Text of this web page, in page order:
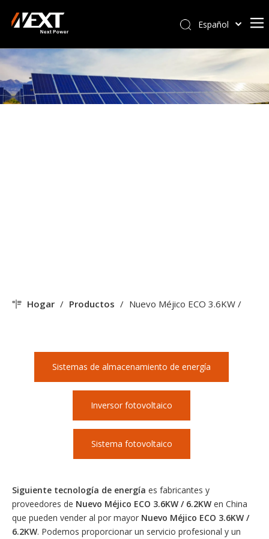
Español
Kiswahili
ไทย
Italiano
Hogar / Productos / Nuevo Méjico ECO 3.6KW /
Sistemas de almacenamiento de energía
Inversor fotovoltaico
Sistema fotovoltaico
Siguiente tecnología de energía es fabricantes y
proveedores de Nuevo Méjico ECO 3.6KW / 6.2KW en China
que pueden vender al por mayor Nuevo Méjico ECO 3.6KW /
6.2KW. Podemos proporcionar un servicio profesional y un